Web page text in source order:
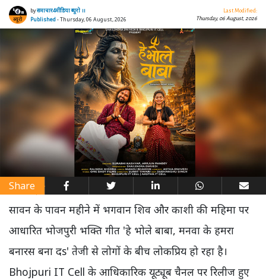
byसमाचार4मीडिया ब्यूरो ।।
Published - Thursday, 06 August, 2026
Last Modified:
Thursday, 06 August, 2026
Share
सावन के पावन महीने में भगवान शिव और काशी की महिमा पर
आधारित भोजपुरी भक्ति गीत 'हे भोले बाबा, मनवा के हमरा
बनारस बना दs' तेजी से लोगों के बीच लोकप्रिय हो रहा है।
Bhojpuri IT Cell के आधिकारिक यूट्यूब चैनल पर रिलीज हुए